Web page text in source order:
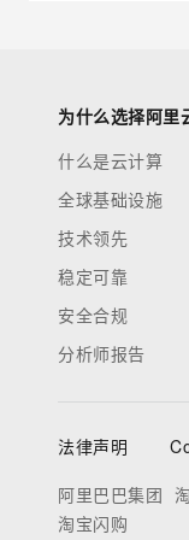
为什么选择阿里
什么是云计算
全球基础设施
技术领先
稳定可靠
安全合规
分析师报告
法律声明
阿里巴巴集团
淘宝闪购